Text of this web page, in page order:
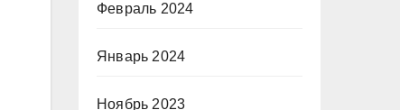
Февраль 2024
Январь 2024
Ноябрь 2023